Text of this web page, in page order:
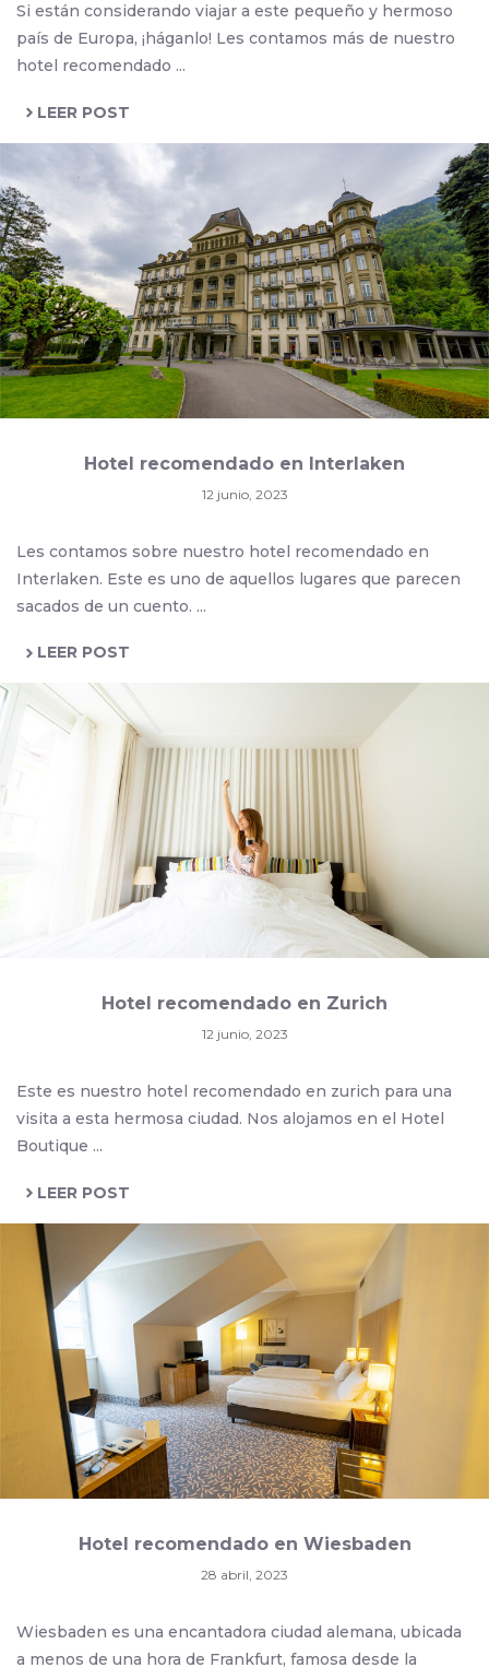
Si están considerando viajar a este pequeño y hermoso
país de Europa, ¡háganlo! Les contamos más de nuestro
hotel recomendado ...
LEER POST
Hotel recomendado en Interlaken
12 junio, 2023
Les contamos sobre nuestro hotel recomendado en
Interlaken. Este es uno de aquellos lugares que parecen
sacados de un cuento. ...
LEER POST
Hotel recomendado en Zurich
12 junio, 2023
Este es nuestro hotel recomendado en zurich para una
visita a esta hermosa ciudad. Nos alojamos en el Hotel
Boutique ...
LEER POST
Hotel recomendado en Wiesbaden
28 abril, 2023
Wiesbaden es una encantadora ciudad alemana, ubicada
a menos de una hora de Frankfurt, famosa desde la